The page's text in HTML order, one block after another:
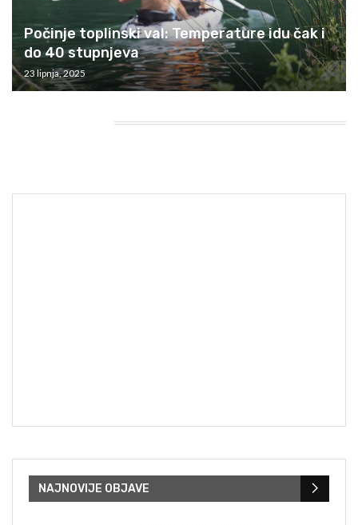
Počinje toplinski val: Temperature idu čak i
do 40 stupnjeva
23 lipnja, 2025
NAJNOVIJE OBJAVE